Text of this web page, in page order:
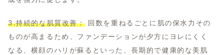
3.持続的な肌質改善：回数を重ねるごとに肌の保水力その
ものが高まるため、ファンデーションが夕方にヨレにくく
なる、横顔のハリが蘇るといった、長期的で健康的な美肌